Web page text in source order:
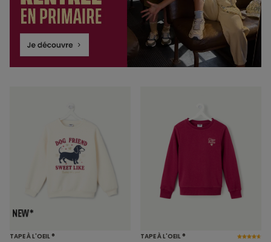
TAPE À L'OEIL ® TAPE À L'OEIL ®